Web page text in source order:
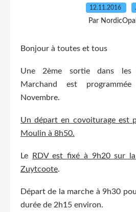
12.11.2016
Par
Bonjour à toutes et tous
Une 2ème sortie dans
Marchand est
Novembre.
Un départ en covoiturage est
Moulin à 8h50.
Le
RDV est fixé à 9h20 sur
Zuytcoote.
Départ de la marche à 9h30
durée de 2h15 environ.